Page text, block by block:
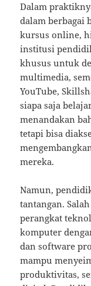
Dalam
dalam berbagai
kursus online,
institusi
khusus untuk
multimedia,
YouTube,
siapa saja
menandakan
tetapi bisa
mereka.
Namun,
tantangan.
perangkat
komputer
dan software
mampu
produktivitas,